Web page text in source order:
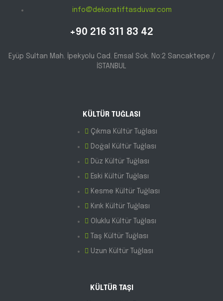
KÜLTÜR TUĞLASI
Çıkma Kültür Tuğlası
Doğal Kültür Tuğlası
Düz Kültür Tuğlası
Eski Kültür Tuğlası
Kesme Kültür Tuğlası
Kırık Kültür Tuğlası
Oluklu Kültür Tuğlası
Taş Kültür Tuğlası
Uzun Kültür Tuğlası
KÜLTÜR TAŞI
info@dekoratiftasduvar.com
+90 216 311 83 42
Eyüp Sultan Mah. İpekyolu Cad. Emsal Sok. No:2 Sancaktepe /
İSTANBUL